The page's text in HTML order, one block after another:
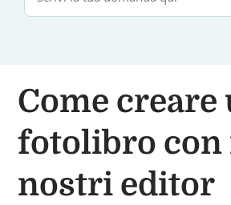
Come creare
fotolibro con
nostri editor